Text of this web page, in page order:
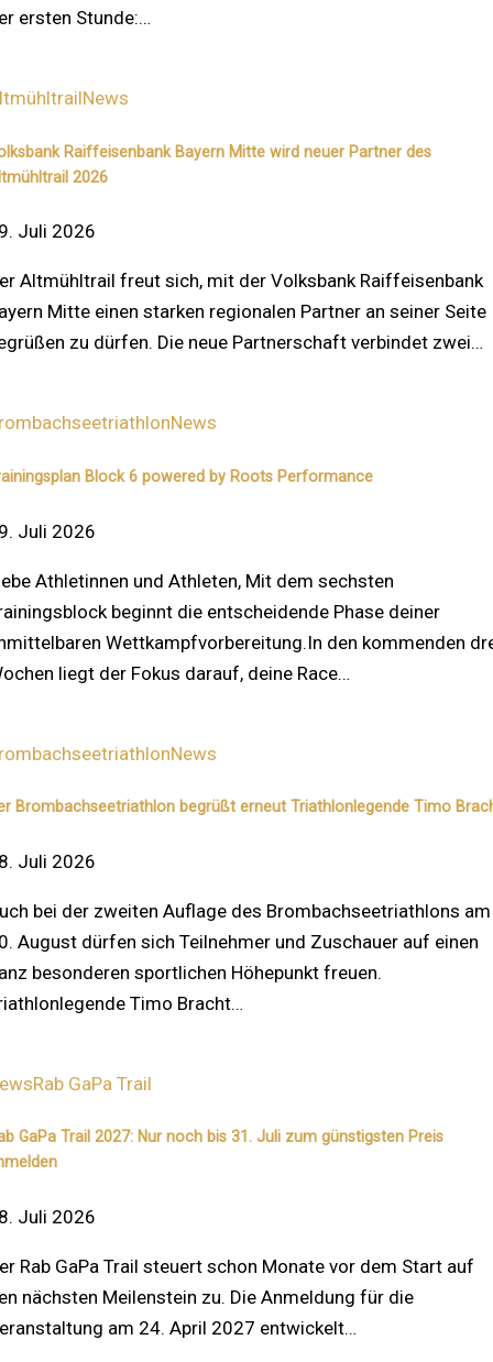
ersten Stunde:…
News
Raiffeisenbank Bayern Mitte wird neuer Partner des
2026
Juli 2026
Altmühltrail freut sich, mit der Volksbank Raiffeisenbank
Mitte einen starken regionalen Partner an seiner Seite
zu dürfen. Die neue Partnerschaft verbindet zwei…
News
Block 6 powered by Roots Performance
Juli 2026
Athletinnen und Athleten, Mit dem sechsten
beginnt die entscheidende Phase deiner
Wettkampfvorbereitung.In den kommenden
liegt der Fokus darauf, deine Race…
News
Brombachseetriathlon begrüßt erneut Triathlonlegende Timo
Juli 2026
bei der zweiten Auflage des Brombachseetriathlons am
August dürfen sich Teilnehmer und Zuschauer auf einen
besonderen sportlichen Höhepunkt freuen.
Timo Bracht…
Rab GaPa Trail
GaPa Trail 2027: Nur noch bis 31. Juli zum günstigsten Preis
Juli 2026
Rab GaPa Trail steuert schon Monate vor dem Start auf
nächsten Meilenstein zu. Die Anmeldung für die
am 24. April 2027 entwickelt…